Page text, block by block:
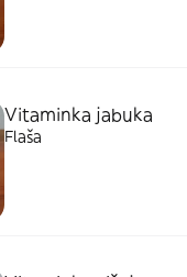
Vitaminka jabuka
Flaša